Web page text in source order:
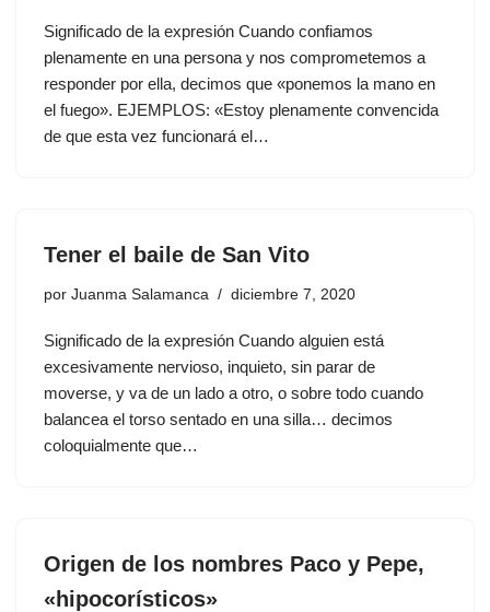
Significado de la expresión Cuando confiamos
plenamente en una persona y nos comprometemos a
responder por ella, decimos que «ponemos la mano en
el fuego». EJEMPLOS: «Estoy plenamente convencida
de que esta vez funcionará el…
Tener el baile de San Vito
por Juanma Salamanca diciembre 7, 2020
Significado de la expresión Cuando alguien está
excesivamente nervioso, inquieto, sin parar de
moverse, y va de un lado a otro, o sobre todo cuando
balancea el torso sentado en una silla… decimos
coloquialmente que…
Origen de los nombres Paco y Pepe,
«hipocorísticos»